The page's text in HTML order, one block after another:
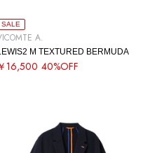
SALE
A.
M TEXTURED BERMUDA
16,500 40%OFF